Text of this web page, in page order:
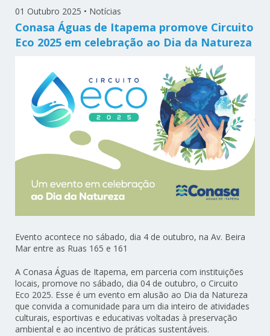
01 Outubro 2025 • Notícias
Conasa Águas de Itapema promove Circuito
Eco 2025 em celebração ao Dia da Natureza
Evento acontece no sábado, dia 4 de outubro, na Av. Beira
Mar entre as Ruas 165 e 161
A Conasa Águas de Itapema, em parceria com instituições
locais, promove no sábado, dia 04 de outubro, o Circuito
Eco 2025. Esse é um evento em alusão ao Dia da Natureza
que convida a comunidade para um dia inteiro de atividades
culturais, esportivas e educativas voltadas à preservação
ambiental e ao incentivo de práticas sustentáveis.